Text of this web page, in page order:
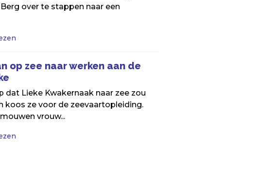
over te stappen naar een
op zee naar werken aan de
dat Lieke Kwakernaak naar zee zou
koos ze voor de zeevaartopleiding.
vrouw...